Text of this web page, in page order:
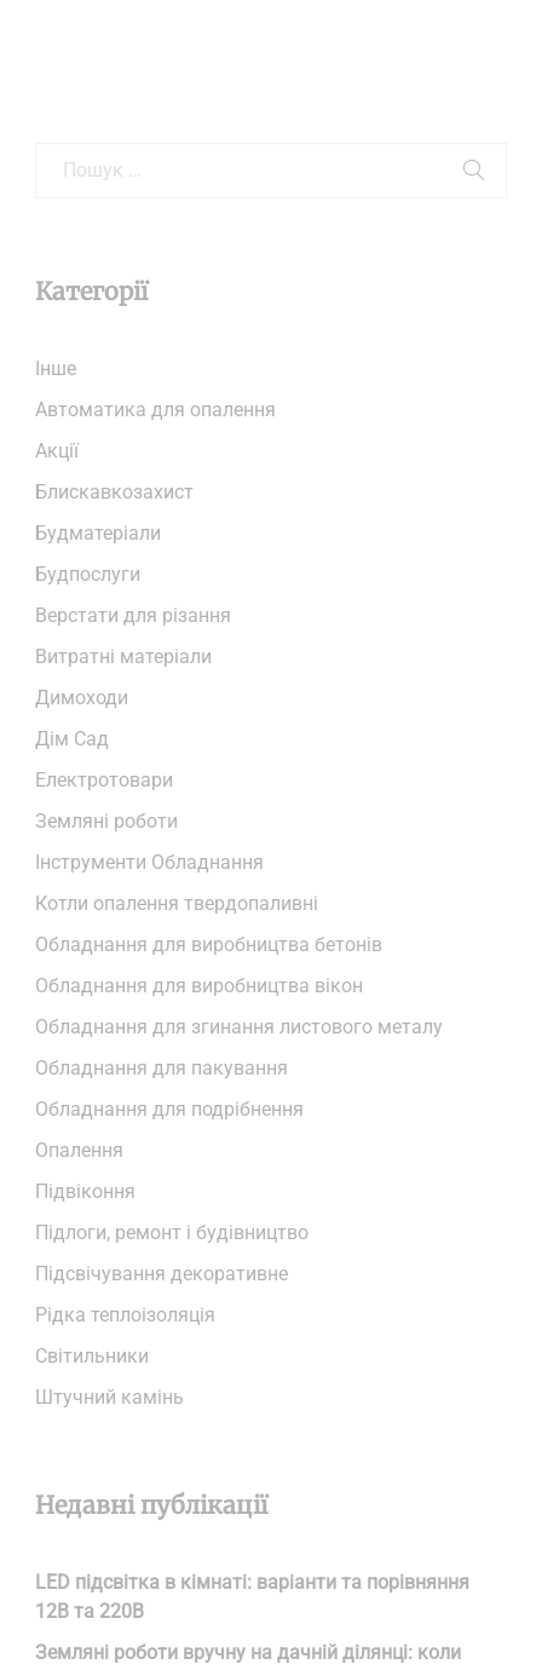
Категорії
Iнше
Автоматика для опалення
Акції
Блискавкозахист
Будматеріали
Будпослуги
Верстати для різання
Витратні матеріали
Димоходи
Дім Сад
Електротовари
Земляні роботи
Інструменти Обладнання
Котли опалення твердопаливні
Обладнання для виробництва бетонів
Обладнання для виробництва вікон
Обладнання для згинання листового металу
Обладнання для пакування
Обладнання для подрібнення
Опалення
Підвіконня
Підлоги, ремонт і будівництво
Підсвічування декоративне
Рідка теплоізоляція
Світильники
Штучний камінь
Недавні публікації
LED підсвітка в кімнаті: варіанти та порівняння
12В та 220В
Земляні роботи вручну на дачній ділянці: коли